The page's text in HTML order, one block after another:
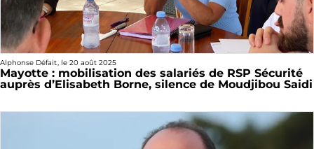
Alphonse Défait, le 20 août 2025
Mayotte : mobilisation des salariés de RSP Sécurité
auprès d’Elisabeth Borne, silence de Moudjibou Saidi